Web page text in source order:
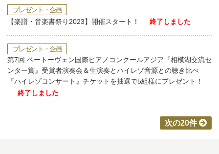
プレゼント・企画
【楽譜・音楽書祭り2023】開催スタート！
終了しました
プレゼント・企画
第7回 ベートーヴェン国際ピアノコンクールアジア『相模湖交流セ
ンター賞』受賞者演奏会＆生演奏とハイレゾ音源との聴き比べ
『ハイレゾコンサート』チケットを抽選で5組様にプレゼント！
終了しました
次の20件